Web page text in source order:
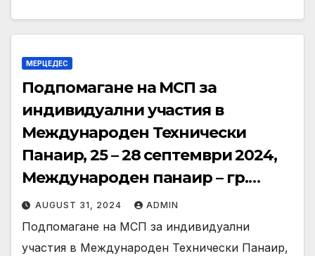
МЕРЦЕДЕС
Подпомагане на МСП за
индивидуални участия в
Международен Технически
Панаир, 25 – 28 септември 2024,
Международен панаир – гр.
Пловдив
AUGUST 31, 2024 ADMIN
Подпомагане на МСП за индивидуални
участия в Международен Технически Панаир,